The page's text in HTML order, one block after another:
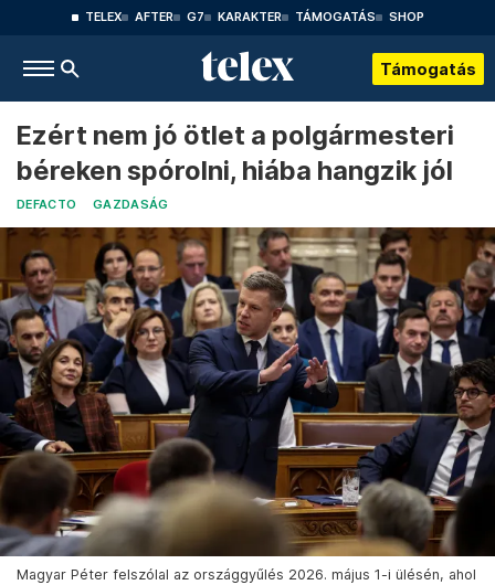
TELEX AFTER G7 KARAKTER TÁMOGATÁS SHOP
Támogatás
Ezért nem jó ötlet a polgármesteri
béreken spórolni, hiába hangzik jól
DEFACTO GAZDASÁG
Magyar Péter felszólal az országgyűlés 2026. május 1-i ülésén, ahol